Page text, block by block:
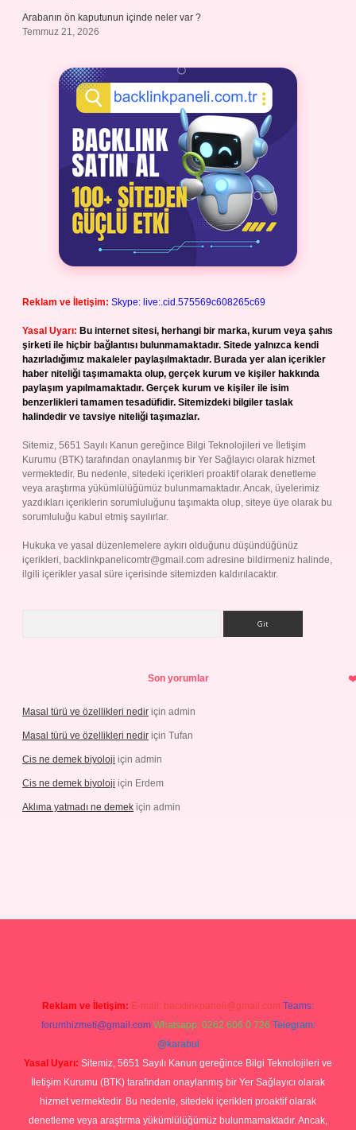
Arabanın ön kaputunun içinde neler var ?
Temmuz 21, 2026
Reklam ve İletişim: Skype: live:.cid.575569c608265c69
Yasal Uyarı: Bu internet sitesi, herhangi bir marka, kurum veya şahıs
şirketi ile hiçbir bağlantısı bulunmamaktadır. Sitede yalnızca kendi
hazırladığımız makaleler paylaşılmaktadır. Burada yer alan içerikler
haber niteliği taşımamakta olup, gerçek kurum ve kişiler hakkında
paylaşım yapılmamaktadır. Gerçek kurum ve kişiler ile isim
benzerlikleri tamamen tesadüfidir. Sitemizdeki bilgiler taslak
halindedir ve tavsiye niteliği taşımazlar.
Sitemiz, 5651 Sayılı Kanun gereğince Bilgi Teknolojileri ve İletişim
Kurumu (BTK) tarafından onaylanmış bir Yer Sağlayıcı olarak hizmet
vermektedir. Bu nedenle, sitedeki içerikleri proaktif olarak denetleme
veya araştırma yükümlülüğümüz bulunmamaktadır. Ancak, üyelerimiz
yazdıkları içeriklerin sorumluluğunu taşımakta olup, siteye üye olarak bu
sorumluluğu kabul etmiş sayılırlar.
Hukuka ve yasal düzenlemelere aykırı olduğunu düşündüğünüz
içerikleri, backlinkpanelicomtr@gmail.com adresine bildirmeniz halinde,
ilgili içerikler yasal süre içerisinde sitemizden kaldırılacaktır.
Son yorumlar
Masal türü ve özellikleri nedir için admin
Masal türü ve özellikleri nedir için Tufan
Cis ne demek biyoloji için admin
Cis ne demek biyoloji için Erdem
Aklıma yatmadı ne demek için admin
Reklam ve İletişim: E-mail: backlinkpaneli@gmail.com Teams:
forumhizmeti@gmail.com Whatsapp: 0262 606 0 726 Telegram:
@karabul
Yasal Uyarı: Sitemiz, 5651 Sayılı Kanun gereğince Bilgi Teknolojileri ve
İletişim Kurumu (BTK) tarafından onaylanmış bir Yer Sağlayıcı olarak
hizmet vermektedir. Bu nedenle, sitedeki içerikleri proaktif olarak
denetleme veya araştırma yükümlülüğümüz bulunmamaktadır. Ancak,